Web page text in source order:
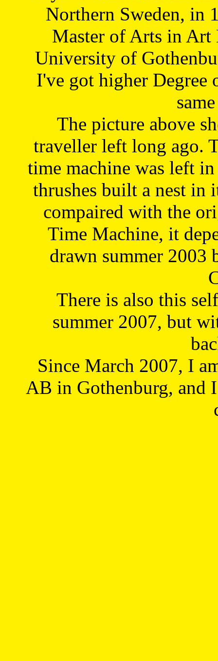
Northern Sweden, in
Master of Arts in Art
University of
I've got higher Degree
The picture above
traveller left long ago.
time machine was left
thrushes built a nest in
compaired with the
Time Machine, it
drawn summer 2003
There is also this
summer 2007, but
Since March 2007, I
AB in Gothenburg, and